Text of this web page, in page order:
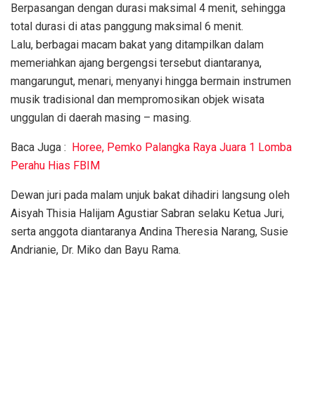
Berpasangan dengan durasi maksimal 4 menit, sehingga
total durasi di atas panggung maksimal 6 menit.
Lalu, berbagai macam bakat yang ditampilkan dalam
memeriahkan ajang bergengsi tersebut diantaranya,
mangarungut, menari, menyanyi hingga bermain instrumen
musik tradisional dan mempromosikan objek wisata
unggulan di daerah masing – masing.
Baca Juga : Horee, Pemko Palangka Raya Juara 1 Lomba
Perahu Hias FBIM
Dewan juri pada malam unjuk bakat dihadiri langsung oleh
Aisyah Thisia Halijam Agustiar Sabran selaku Ketua Juri,
serta anggota diantaranya Andina Theresia Narang, Susie
Andrianie, Dr. Miko dan Bayu Rama.